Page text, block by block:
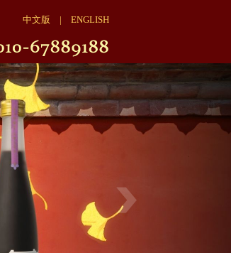
中文版 | ENGLISH